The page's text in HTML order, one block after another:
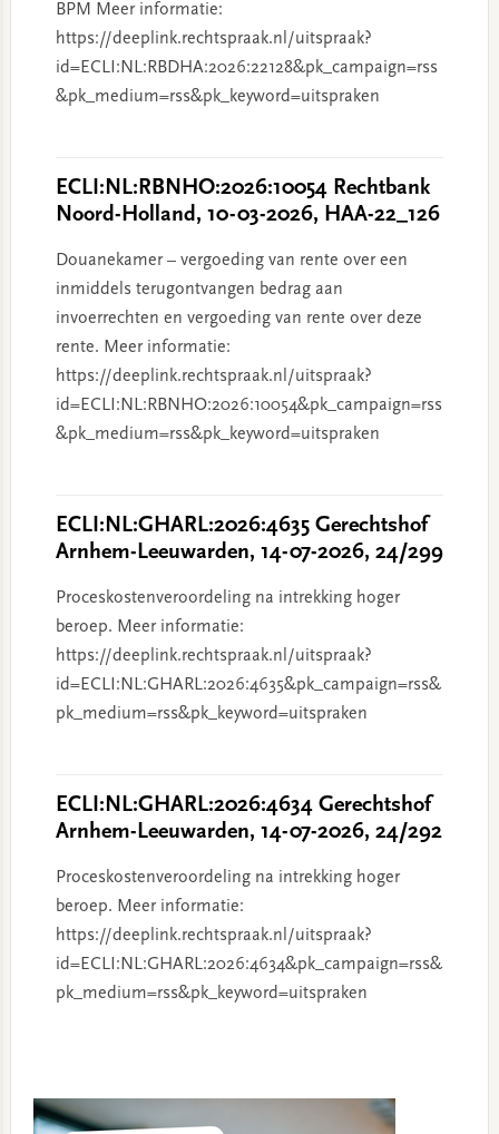
BPM Meer informatie:
https://deeplink.rechtspraak.nl/uitspraak?
id=ECLI:NL:RBDHA:2026:22128&pk_campaign=rss
&pk_medium=rss&pk_keyword=uitspraken
ECLI:NL:RBNHO:2026:10054 Rechtbank
Noord-Holland, 10-03-2026, HAA-22_126
Douanekamer – vergoeding van rente over een
inmiddels terugontvangen bedrag aan
invoerrechten en vergoeding van rente over deze
rente. Meer informatie:
https://deeplink.rechtspraak.nl/uitspraak?
id=ECLI:NL:RBNHO:2026:10054&pk_campaign=rss
&pk_medium=rss&pk_keyword=uitspraken
ECLI:NL:GHARL:2026:4635 Gerechtshof
Arnhem-Leeuwarden, 14-07-2026, 24/299
Proceskostenveroordeling na intrekking hoger
beroep. Meer informatie:
https://deeplink.rechtspraak.nl/uitspraak?
id=ECLI:NL:GHARL:2026:4635&pk_campaign=rss&
pk_medium=rss&pk_keyword=uitspraken
ECLI:NL:GHARL:2026:4634 Gerechtshof
Arnhem-Leeuwarden, 14-07-2026, 24/292
Proceskostenveroordeling na intrekking hoger
beroep. Meer informatie:
https://deeplink.rechtspraak.nl/uitspraak?
id=ECLI:NL:GHARL:2026:4634&pk_campaign=rss&
pk_medium=rss&pk_keyword=uitspraken
Sidebar